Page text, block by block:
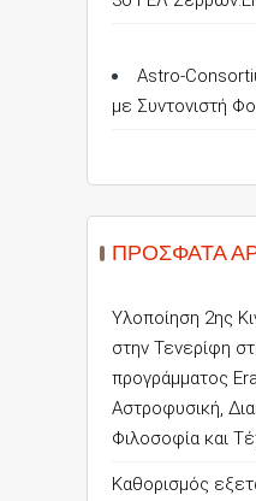
Astro-
με Συντονιστή
ΠΡΌΣΦΑΤΑ
Υλοποίηση 2ης
στην Τενερίφη
προγράμματος
Αστροφυσική,
Φιλοσοφία και
Καθορισμός